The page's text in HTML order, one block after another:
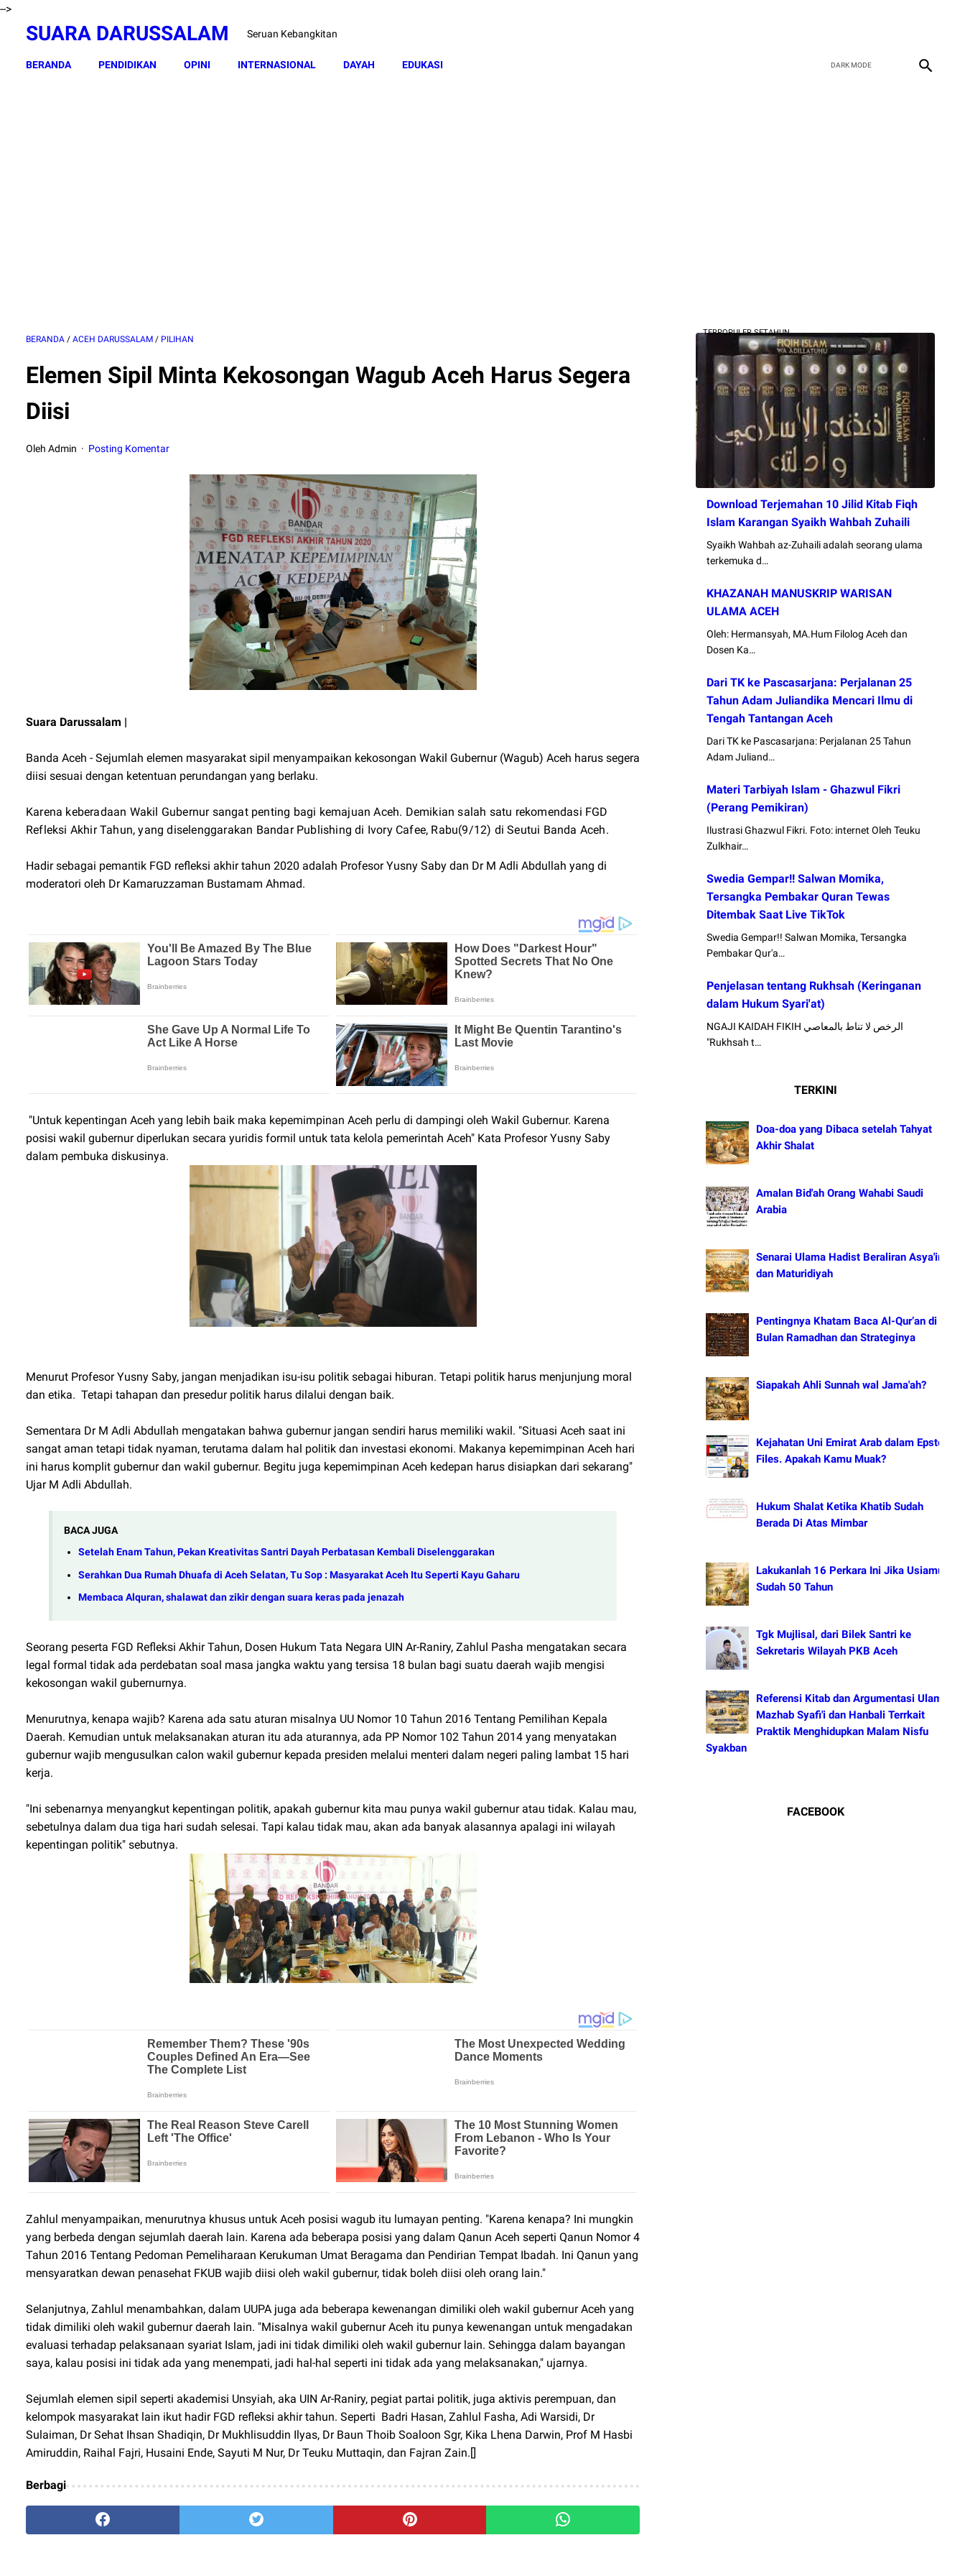
-->
SUARA DARUSSALAM Seruan Kebangkitan
BERANDA PENDIDIKAN OPINI INTERNASIONAL DAYAH EDUKASI
BERANDA / ACEH DARUSSALAM / PILIHAN
Elemen Sipil Minta Kekosongan Wagub Aceh Harus Segera
Diisi
Oleh Admin Posting Komentar
Suara Darussalam |
Banda Aceh - Sejumlah elemen masyarakat sipil menyampaikan kekosongan Wakil Gubernur (Wagub) Aceh harus segera
diisi sesuai dengan ketentuan perundangan yang berlaku.
Karena keberadaan Wakil Gubernur sangat penting bagi kemajuan Aceh. Demikian salah satu rekomendasi FGD
Refleksi Akhir Tahun, yang diselenggarakan Bandar Publishing di Ivory Cafee, Rabu(9/12) di Seutui Banda Aceh.
Hadir sebagai pemantik FGD refleksi akhir tahun 2020 adalah Profesor Yusny Saby dan Dr M Adli Abdullah yang di
moderatori oleh Dr Kamaruzzaman Bustamam Ahmad.
"Untuk kepentingan Aceh yang lebih baik maka kepemimpinan Aceh perlu di dampingi oleh Wakil Gubernur. Karena
posisi wakil gubernur diperlukan secara yuridis formil untuk tata kelola pemerintah Aceh" Kata Profesor Yusny Saby
dalam pembuka diskusinya.
Menurut Profesor Yusny Saby, jangan menjadikan isu-isu politik sebagai hiburan. Tetapi politik harus menjunjung moral
dan etika. Tetapi tahapan dan presedur politik harus dilalui dengan baik.
Sementara Dr M Adli Abdullah mengatakan bahwa gubernur jangan sendiri harus memiliki wakil. "Situasi Aceh saat ini
sangat aman tetapi tidak nyaman, terutama dalam hal politik dan investasi ekonomi. Makanya kepemimpinan Aceh hari
ini harus komplit gubernur dan wakil gubernur. Begitu juga kepemimpinan Aceh kedepan harus disiapkan dari sekarang"
Ujar M Adli Abdullah.
BACA JUGA
Setelah Enam Tahun, Pekan Kreativitas Santri Dayah Perbatasan Kembali Diselenggarakan
Serahkan Dua Rumah Dhuafa di Aceh Selatan, Tu Sop : Masyarakat Aceh Itu Seperti Kayu Gaharu
Membaca Alquran, shalawat dan zikir dengan suara keras pada jenazah
Seorang peserta FGD Refleksi Akhir Tahun, Dosen Hukum Tata Negara UIN Ar-Raniry, Zahlul Pasha mengatakan secara
legal formal tidak ada perdebatan soal masa jangka waktu yang tersisa 18 bulan bagi suatu daerah wajib mengisi
kekosongan wakil gubernurnya.
Menurutnya, kenapa wajib? Karena ada satu aturan misalnya UU Nomor 10 Tahun 2016 Tentang Pemilihan Kepala
Daerah. Kemudian untuk melaksanakan aturan itu ada aturannya, ada PP Nomor 102 Tahun 2014 yang menyatakan
gubernur wajib mengusulkan calon wakil gubernur kepada presiden melalui menteri dalam negeri paling lambat 15 hari
kerja.
"Ini sebenarnya menyangkut kepentingan politik, apakah gubernur kita mau punya wakil gubernur atau tidak. Kalau mau,
sebetulnya dalam dua tiga hari sudah selesai. Tapi kalau tidak mau, akan ada banyak alasannya apalagi ini wilayah
kepentingan politik" sebutnya.
Zahlul menyampaikan, menurutnya khusus untuk Aceh posisi wagub itu lumayan penting. "Karena kenapa? Ini mungkin
yang berbeda dengan sejumlah daerah lain. Karena ada beberapa posisi yang dalam Qanun Aceh seperti Qanun Nomor 4
Tahun 2016 Tentang Pedoman Pemeliharaan Kerukuman Umat Beragama dan Pendirian Tempat Ibadah. Ini Qanun yang
mensyaratkan dewan penasehat FKUB wajib diisi oleh wakil gubernur, tidak boleh diisi oleh orang lain."
Selanjutnya, Zahlul menambahkan, dalam UUPA juga ada beberapa kewenangan dimiliki oleh wakil gubernur Aceh yang
tidak dimiliki oleh wakil gubernur daerah lain. "Misalnya wakil gubernur Aceh itu punya kewenangan untuk mengadakan
evaluasi terhadap pelaksanaan syariat Islam, jadi ini tidak dimiliki oleh wakil gubernur lain. Sehingga dalam bayangan
saya, kalau posisi ini tidak ada yang menempati, jadi hal-hal seperti ini tidak ada yang melaksanakan," ujarnya.
Sejumlah elemen sipil seperti akademisi Unsyiah, aka UIN Ar-Raniry, pegiat partai politik, juga aktivis perempuan, dan
kelompok masyarakat lain ikut hadir FGD refleksi akhir tahun. Seperti Badri Hasan, Zahlul Fasha, Adi Warsidi, Dr
Sulaiman, Dr Sehat Ihsan Shadiqin, Dr Mukhlisuddin Ilyas, Dr Baun Thoib Soaloon Sgr, Kika Lhena Darwin, Prof M Hasbi
Amiruddin, Raihal Fajri, Husaini Ende, Sayuti M Nur, Dr Teuku Muttaqin, dan Fajran Zain.[]
Berbagi
TERPOPULER SETAHUN
Download Terjemahan 10 Jilid Kitab Fiqh
Islam Karangan Syaikh Wahbah Zuhaili
Syaikh Wahbah az-Zuhaili adalah seorang ulama
terkemuka d…
KHAZANAH MANUSKRIP WARISAN
ULAMA ACEH
Oleh: Hermansyah, MA.Hum Filolog Aceh dan
Dosen Ka…
Dari TK ke Pascasarjana: Perjalanan 25
Tahun Adam Juliandika Mencari Ilmu di
Tengah Tantangan Aceh
Dari TK ke Pascasarjana: Perjalanan 25 Tahun
Adam Juliand…
Materi Tarbiyah Islam - Ghazwul Fikri
(Perang Pemikiran)
Ilustrasi Ghazwul Fikri. Foto: internet Oleh Teuku
Zulkhair…
Swedia Gempar!! Salwan Momika,
Tersangka Pembakar Quran Tewas
Ditembak Saat Live TikTok
Swedia Gempar!! Salwan Momika, Tersangka
Pembakar Qur'a…
Penjelasan tentang Rukhsah (Keringanan
dalam Hukum Syari'at)
NGAJI KAIDAH FIKIH الرخص لا تناط بالمعاصي
"Rukhsah t…
TERKINI
Doa-doa yang Dibaca setelah Tahyat
Akhir Shalat
Amalan Bid'ah Orang Wahabi Saudi
Arabia
Senarai Ulama Hadist Beraliran Asya'irah
dan Maturidiyah
Pentingnya Khatam Baca Al-Qur’an di
Bulan Ramadhan dan Strateginya
Siapakah Ahli Sunnah wal Jama'ah?
Kejahatan Uni Emirat Arab dalam Epstein
Files. Apakah Kamu Muak?
Hukum Shalat Ketika Khatib Sudah
Berada Di Atas Mimbar
Lakukanlah 16 Perkara Ini Jika Usiamu
Sudah 50 Tahun
Tgk Mujlisal, dari Bilek Santri ke
Sekretaris Wilayah PKB Aceh
Referensi Kitab dan Argumentasi Ulama
Mazhab Syafi'i dan Hanbali Terrkait
Praktik Menghidupkan Malam Nisfu
Syakban
FACEBOOK